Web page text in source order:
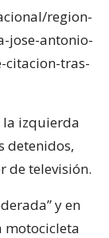
region-
jose-antonio-
citacion-tras-
la izquierda
detenidos,
de televisión.
y en
motocicleta